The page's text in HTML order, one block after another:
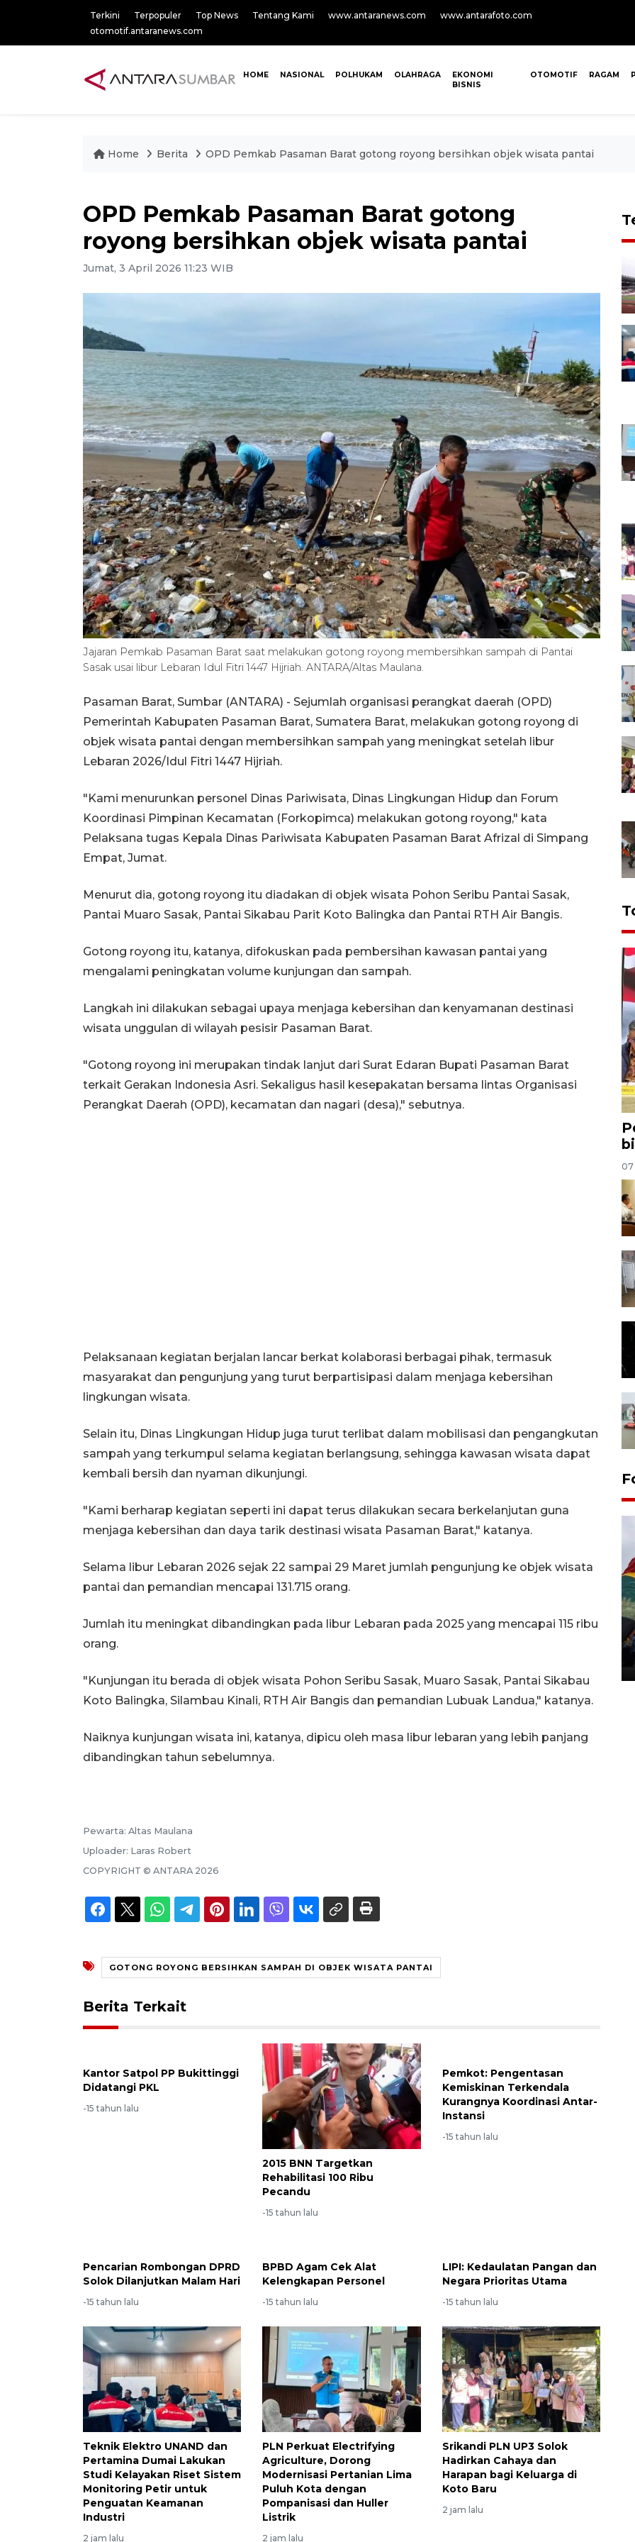
Terkini Terpopuler Top News Tentang Kami www.antaranews.com
www.antarafoto.com
otomotif.antaranews.com
HOME NASIONAL POLHUKAM OLAHRAGA
EKONOMI
BISNIS
OTOMOTIF RAGAM
Home Berita OPD Pemkab Pasaman Barat gotong royong bersihkan objek wisata pantai
OPD Pemkab Pasaman Barat gotong
royong bersihkan objek wisata pantai
Jumat, 3 April 2026 11:23 WIB
Jajaran Pemkab Pasaman Barat saat melakukan gotong royong membersihkan sampah di Pantai
Sasak usai libur Lebaran Idul Fitri 1447 Hijriah. ANTARA/Altas Maulana.
Pasaman Barat, Sumbar (ANTARA) - Sejumlah organisasi perangkat daerah (OPD)
Pemerintah Kabupaten Pasaman Barat, Sumatera Barat, melakukan gotong royong di
objek wisata pantai dengan membersihkan sampah yang meningkat setelah libur
Lebaran 2026/Idul Fitri 1447 Hijriah.
"Kami menurunkan personel Dinas Pariwisata, Dinas Lingkungan Hidup dan Forum
Koordinasi Pimpinan Kecamatan (Forkopimca) melakukan gotong royong," kata
Pelaksana tugas Kepala Dinas Pariwisata Kabupaten Pasaman Barat Afrizal di Simpang
Empat, Jumat.
Menurut dia, gotong royong itu diadakan di objek wisata Pohon Seribu Pantai Sasak,
Pantai Muaro Sasak, Pantai Sikabau Parit Koto Balingka dan Pantai RTH Air Bangis.
Gotong royong itu, katanya, difokuskan pada pembersihan kawasan pantai yang
mengalami peningkatan volume kunjungan dan sampah.
Langkah ini dilakukan sebagai upaya menjaga kebersihan dan kenyamanan destinasi
wisata unggulan di wilayah pesisir Pasaman Barat.
"Gotong royong ini merupakan tindak lanjut dari Surat Edaran Bupati Pasaman Barat
terkait Gerakan Indonesia Asri. Sekaligus hasil kesepakatan bersama lintas Organisasi
Perangkat Daerah (OPD), kecamatan dan nagari (desa)," sebutnya.
Pelaksanaan kegiatan berjalan lancar berkat kolaborasi berbagai pihak, termasuk
masyarakat dan pengunjung yang turut berpartisipasi dalam menjaga kebersihan
lingkungan wisata.
Selain itu, Dinas Lingkungan Hidup juga turut terlibat dalam mobilisasi dan pengangkutan
sampah yang terkumpul selama kegiatan berlangsung, sehingga kawasan wisata dapat
kembali bersih dan nyaman dikunjungi.
"Kami berharap kegiatan seperti ini dapat terus dilakukan secara berkelanjutan guna
menjaga kebersihan dan daya tarik destinasi wisata Pasaman Barat," katanya.
Selama libur Lebaran 2026 sejak 22 sampai 29 Maret jumlah pengunjung ke objek wisata
pantai dan pemandian mencapai 131.715 orang.
Jumlah itu meningkat dibandingkan pada libur Lebaran pada 2025 yang mencapai 115 ribu
orang.
"Kunjungan itu berada di objek wisata Pohon Seribu Sasak, Muaro Sasak, Pantai Sikabau
Koto Balingka, Silambau Kinali, RTH Air Bangis dan pemandian Lubuak Landua," katanya.
Naiknya kunjungan wisata ini, katanya, dipicu oleh masa libur lebaran yang lebih panjang
dibandingkan tahun sebelumnya.
Pewarta: Altas Maulana
Uploader: Laras Robert
COPYRIGHT © ANTARA 2026
GOTONG ROYONG BERSIHKAN SAMPAH DI OBJEK WISATA PANTAI
Berita Terkait
Kantor Satpol PP Bukittinggi
Didatangi PKL
-15 tahun lalu
2015 BNN Targetkan
Rehabilitasi 100 Ribu
Pecandu
-15 tahun lalu
Pemkot: Pengentasan
Kemiskinan Terkendala
Kurangnya Koordinasi Antar-
Instansi
-15 tahun lalu
Pencarian Rombongan DPRD
Solok Dilanjutkan Malam Hari
-15 tahun lalu
BPBD Agam Cek Alat
Kelengkapan Personel
-15 tahun lalu
LIPI: Kedaulatan Pangan dan
Negara Prioritas Utama
-15 tahun lalu
Teknik Elektro UNAND dan
Pertamina Dumai Lakukan
Studi Kelayakan Riset Sistem
Monitoring Petir untuk
Penguatan Keamanan
Industri
2 jam lalu
PLN Perkuat Electrifying
Agriculture, Dorong
Modernisasi Pertanian Lima
Puluh Kota dengan
Pompanisasi dan Huller
Listrik
2 jam lalu
Srikandi PLN UP3 Solok
Hadirkan Cahaya dan
Harapan bagi Keluarga di
Koto Baru
2 jam lalu
07
Penggantian konstruksi jalan